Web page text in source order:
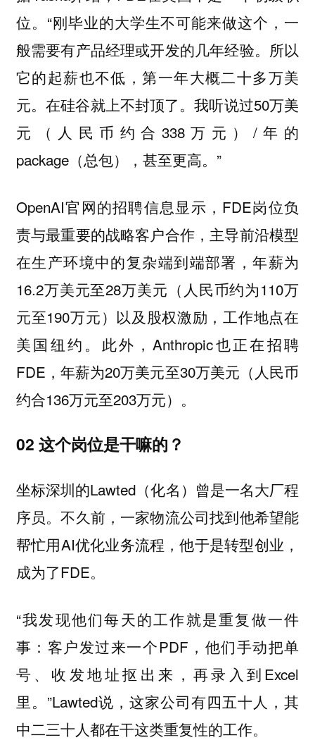
位。“刚毕业的大学生不可能来做这个，一
般需要有产品经理或开发的几年经验。所以
它的起薪也不低，第一年大概二十多万美
元。在硅谷就上不封顶了。我听说过50万美
元（人民币约合338万元）/年的
package（总包），甚至更高。”
OpenAI官网的招聘信息显示，FDE岗位负
责与最重要的战略客户合作，主导前沿模型
在生产环境中的复杂端到端部署，年薪为
16.2万美元至28万美元（人民币约为110万
元至190万元）以及股权激励，工作地点在
美国纽约。此外，Anthropic也正在招聘
FDE，年薪为20万美元至30万美元（人民币
约合136万元至203万元）。
02 这个岗位是干嘛的？
坐标深圳的Lawted（化名）曾是一名大厂程
序员。不久前，一家物流公司找到他希望能
帮忙用AI优化业务流程，他于是转型创业，
成为了FDE。
“我发现他们每天的工作就是重复做一件
事：客户发过来一个PDF，他们手动把单
号、收发地址抠出来，再录入到Excel
里。”Lawted说，这家公司有四五十人，其
中二三十人都在干这类重复性的工作。